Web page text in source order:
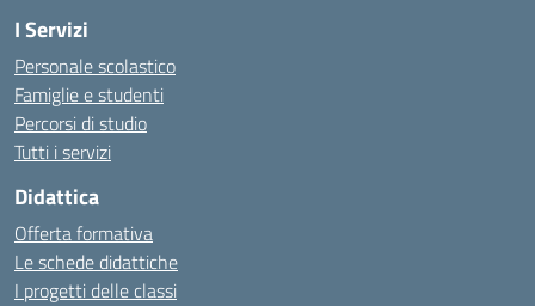
I Servizi
Personale scolastico
Famiglie e studenti
Percorsi di studio
Tutti i servizi
Didattica
Offerta formativa
Le schede didattiche
I progetti delle classi